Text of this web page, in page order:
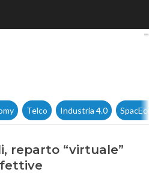
Gemelli, reparto
Telco Industria 4.0
reparto “virtuale”